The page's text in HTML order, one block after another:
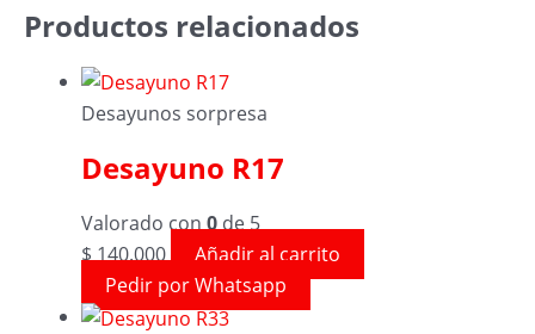
Productos relacionados
Desayunos sorpresa
Desayuno R17
Valorado con0de 5
$140.000
Añadir al carrito
Pedir por Whatsapp